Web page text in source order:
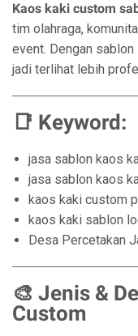
Kaos kaki custom
tim olahraga,
event. Dengan
jadi terlihat lebih
📑 Keyword:
jasa sablon kaos
jasa sablon kaos
kaos kaki custom
kaos kaki sablon
Desa Percetakan
🎨 Jenis &
Custom